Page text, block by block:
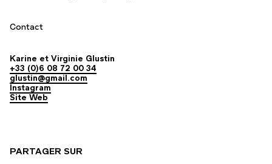
Contact
Karine et Virginie Glustin
+33 (0)6 08 72 00 34
glustin@gmail.com
Instagram
Site Web
PARTAGER SUR